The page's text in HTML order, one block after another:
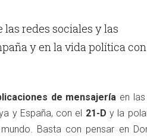
las redes sociales y las
y en la vida política
de mensajería en las
y España, con el 21-D y la
Basta con pensar en